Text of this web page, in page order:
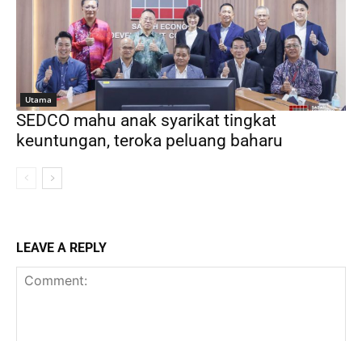
Utama
SEDCO mahu anak syarikat tingkat
keuntungan, teroka peluang baharu
LEAVE A REPLY